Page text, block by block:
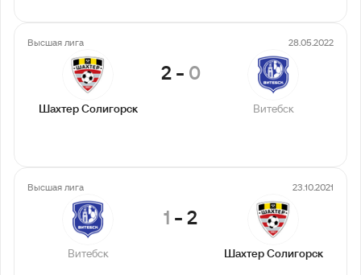
Высшая лига 28.05.2022
Шахтер Солигорск
2 - 0
Витебск
Высшая лига 23.10.2021
Витебск
1 -2
Шахтер Солигорск